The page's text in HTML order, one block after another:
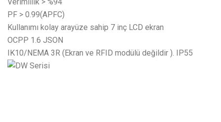
PF > 0.99(APFC)
Kullanımı kolay arayüze sahip 7 inç LCD ekran
OCPP 1.6 JSON
IK10/NEMA 3R (Ekran ve RFID modülü değildir ). IP55